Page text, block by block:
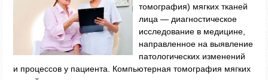
томография) мягких тканей
лица — диагностическое
исследование в медицине,
направленное на выявление
патологических изменений
и процессов у пациента. Компьютерная томография мягких